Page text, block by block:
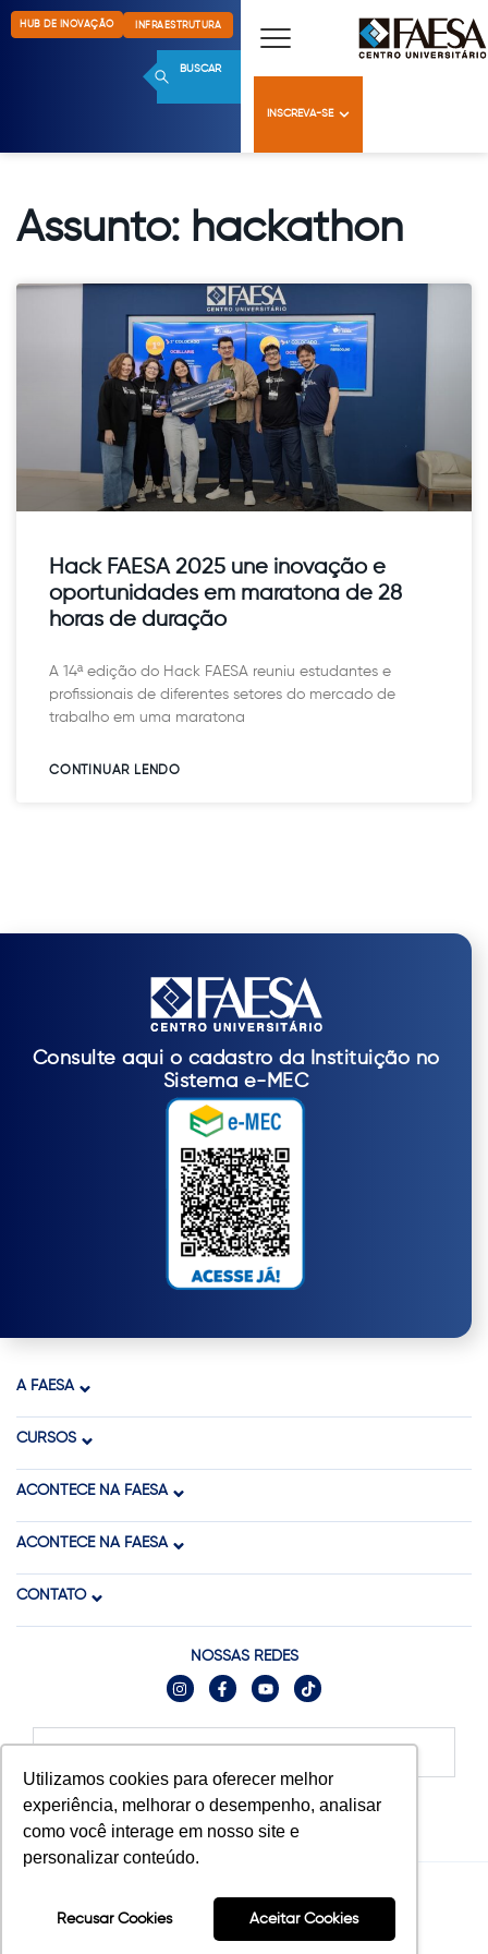
Utilizamos cookies para oferecer melhor
experiência, melhorar o desempenho, analisar
como você interage em nosso site e
personalizar conteúdo.
Recusar Cookies Aceitar Cookies
HUB DE INOVAÇÃO INFRAESTRUTURA
BUSCAR
INSCREVA-SE
Assunto: hackathon
Hack FAESA 2025 une inovação e
oportunidades em maratona de 28
horas de duração
A 14ª edição do Hack FAESA reuniu estudantes e
profissionais de diferentes setores do mercado de
trabalho em uma maratona
CONTINUAR LENDO​
Consulte aqui o cadastro da Instituição no
Sistema e-MEC
A FAESA
CURSOS
ACONTECE NA FAESA
ACONTECE NA FAESA
CONTATO
NOSSAS REDES
© 2025 FAESA. Todos os direitos reservados.